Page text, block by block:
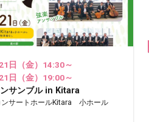
日（金）14:30～
日（金）19:00～
サンブル in Kitara
ンサートホールKitara 小ホール